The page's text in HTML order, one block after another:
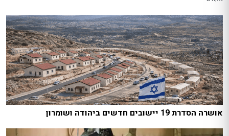
אושרה הסדרת 19 יישובים חדשים ביהודה ושומרון